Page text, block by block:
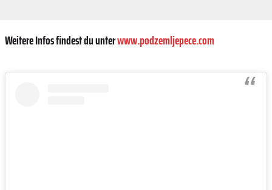
Weitere Infos findest du unterwww.podzemljepece.com